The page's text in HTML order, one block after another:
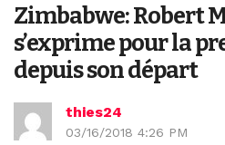
Zimbabwe: Robert
s’exprime pour la
depuis son départ
thies24
03/16/2018 4:26 PM